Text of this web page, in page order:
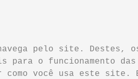
pelo site. Destes,
para o funcionamento
você usa este site.